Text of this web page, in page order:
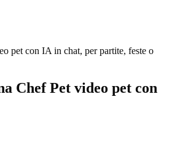
pet con IA in chat, per partite, feste o
Chef Pet video pet con